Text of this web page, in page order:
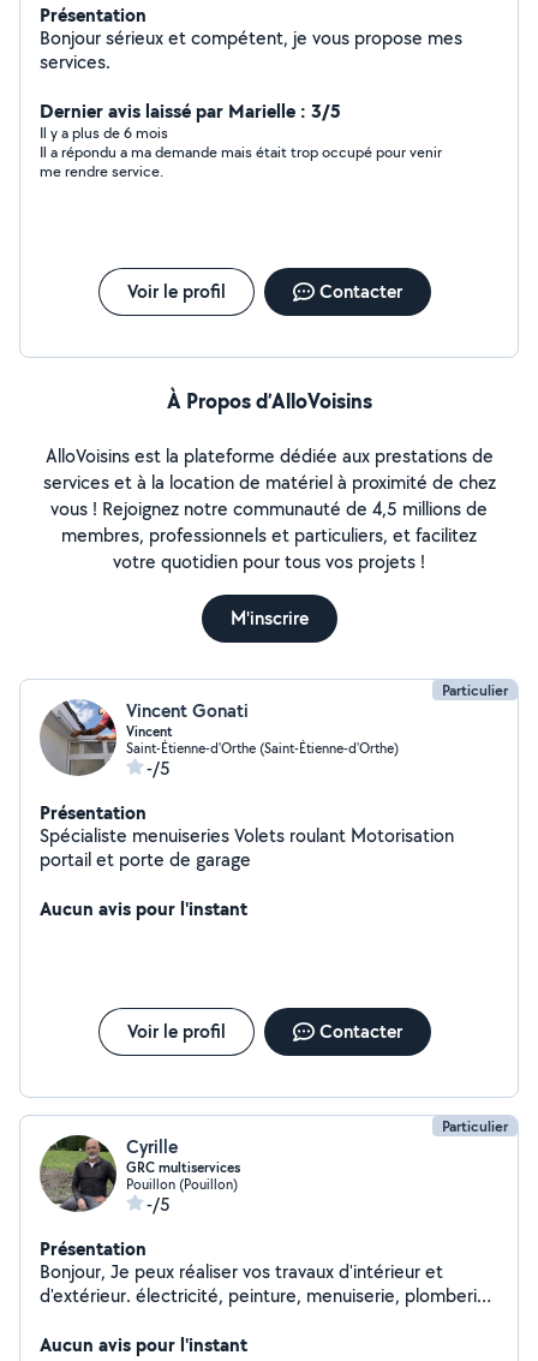
Présentation
Bonjour sérieux et compétent, je vous propose mes
services.
Dernier avis laissé par Marielle : 3/5
Il y a plus de 6 mois
Il a répondu a ma demande mais était trop occupé pour venir
me rendre service.
Voir le profil Contacter
À Propos d’AlloVoisins
AlloVoisins est la plateforme dédiée aux prestations de
services et à la location de matériel à proximité de chez
vous ! Rejoignez notre communauté de 4,5 millions de
membres, professionnels et particuliers, et facilitez
votre quotidien pour tous vos projets !
M'inscrire
Particulier
Vincent Gonati
Vincent
Saint-Étienne-d'Orthe (Saint-Étienne-d'Orthe)
-/5
Présentation
Spécialiste menuiseries Volets roulant Motorisation
portail et porte de garage
Aucun avis pour l'instant
Voir le profil Contacter
Particulier
Cyrille
GRC multiservices
Pouillon (Pouillon)
-/5
Présentation
Bonjour, Je peux réaliser vos travaux d'intérieur et
d'extérieur. électricité, peinture, menuiserie, plomberie,
contacter, je vous répondrai dans les meilleurs délais.
Aucun avis pour l'instant